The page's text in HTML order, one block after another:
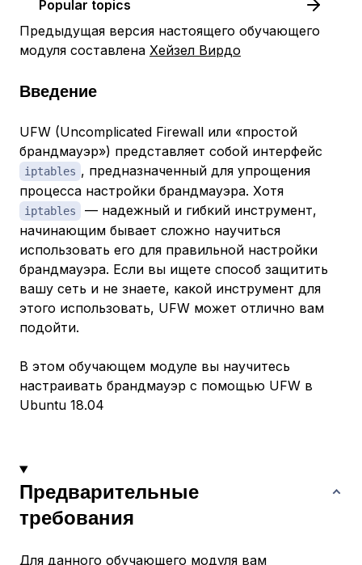
Popular topics
Предыдущая версия настоящего обучающего
модуля составлена Хейзел Вирдо
Введение
UFW (Uncomplicated Firewall или «простой
брандмауэр») представляет собой интерфейс
iptables , предназначенный для упрощения
процесса настройки брандмауэра. Хотя
iptables
— надежный и гибкий инструмент,
начинающим бывает сложно научиться
использовать его для правильной настройки
брандмауэра. Если вы ищете способ защитить
вашу сеть и не знаете, какой инструмент для
этого использовать, UFW может отлично вам
подойти.
В этом обучающем модуле вы научитесь
настраивать брандмауэр с помощью UFW в
Ubuntu 18.04
Предварительные
требования
Для данного обучающего модуля вам